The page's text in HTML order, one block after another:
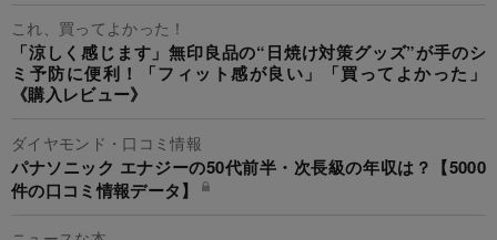
これ、買ってよかった！
「涼しく感じます」無印良品の“日焼け対策グッズ”が手のシ
ミ予防に便利！「フィット感が良い」「買ってよかった」
《購入レビュー》
ダイヤモンド・口コミ情報
パナソニック エナジーの50代前半・次長級の年収は？【5000
件の口コミ情報データ】